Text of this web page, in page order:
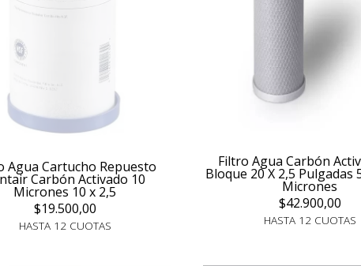
Agua Cartucho Repuesto
Carbón Activado 10
Micrones 10 x 2,5
$19.500,00
HASTA 12 CUOTAS
Filtro Agua Carbón
Bloque 20 X 2,5 Pulgadas
Micrones
$42.900,00
HASTA 12 CUOTAS